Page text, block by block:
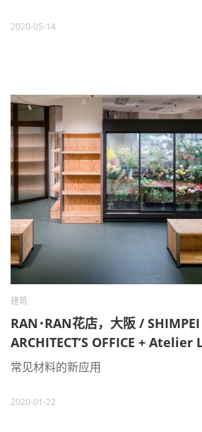
2020-05-14
建筑
RAN･RAN花店，大阪 /
ARCHITECT’S OFFICE +
常见材料的新应用
2020-01-22